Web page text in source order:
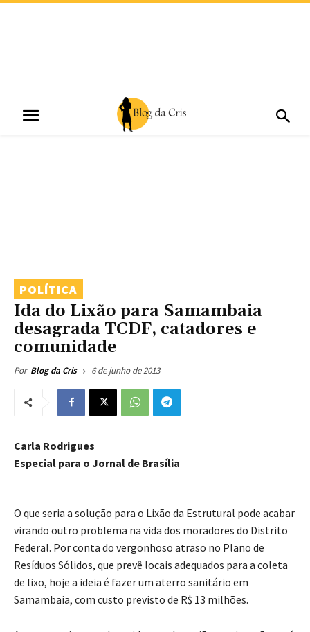
POLÍTICA
Ida do Lixão para Samambaia
desagrada TCDF, catadores e
comunidade
Por Blog da Cris 6 de junho de 2013
Carla Rodrigues
Especial para o Jornal de Brasília
O que seria a solução para o Lixão da Estrutural pode acabar
virando outro problema na vida dos moradores do Distrito
Federal. Por conta do vergonhoso atraso no Plano de
Resíduos Sólidos, que prevê locais adequados para a coleta
de lixo, hoje a ideia é fazer um aterro sanitário em
Samambaia, com custo previsto de R$ 13 milhões.